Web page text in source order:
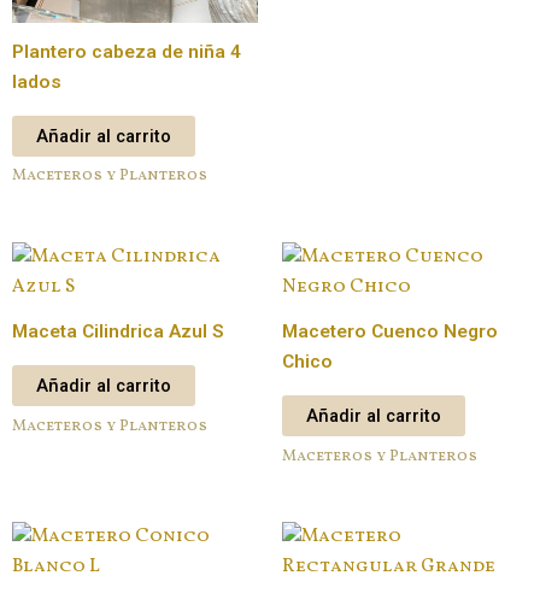
Plantero cabeza de niña 4
lados
Añadir al carrito
Maceteros y Planteros
Maceta Cilindrica Azul S
Añadir al carrito
Maceteros y Planteros
Macetero Cuenco Negro
Chico
Añadir al carrito
Maceteros y Planteros